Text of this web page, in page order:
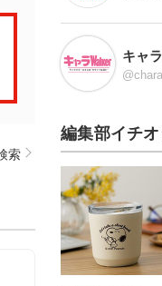
索
キャ
編集部イチ